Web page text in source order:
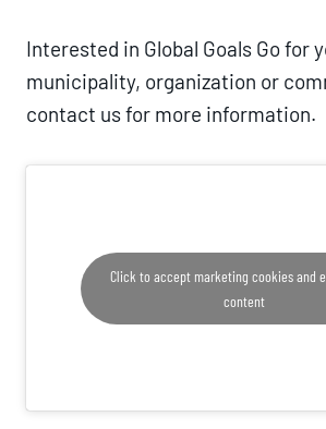
Interested in Global Goals Go for
municipality, organization or
contact us for more information.
Click to accept marketing cookies and
content